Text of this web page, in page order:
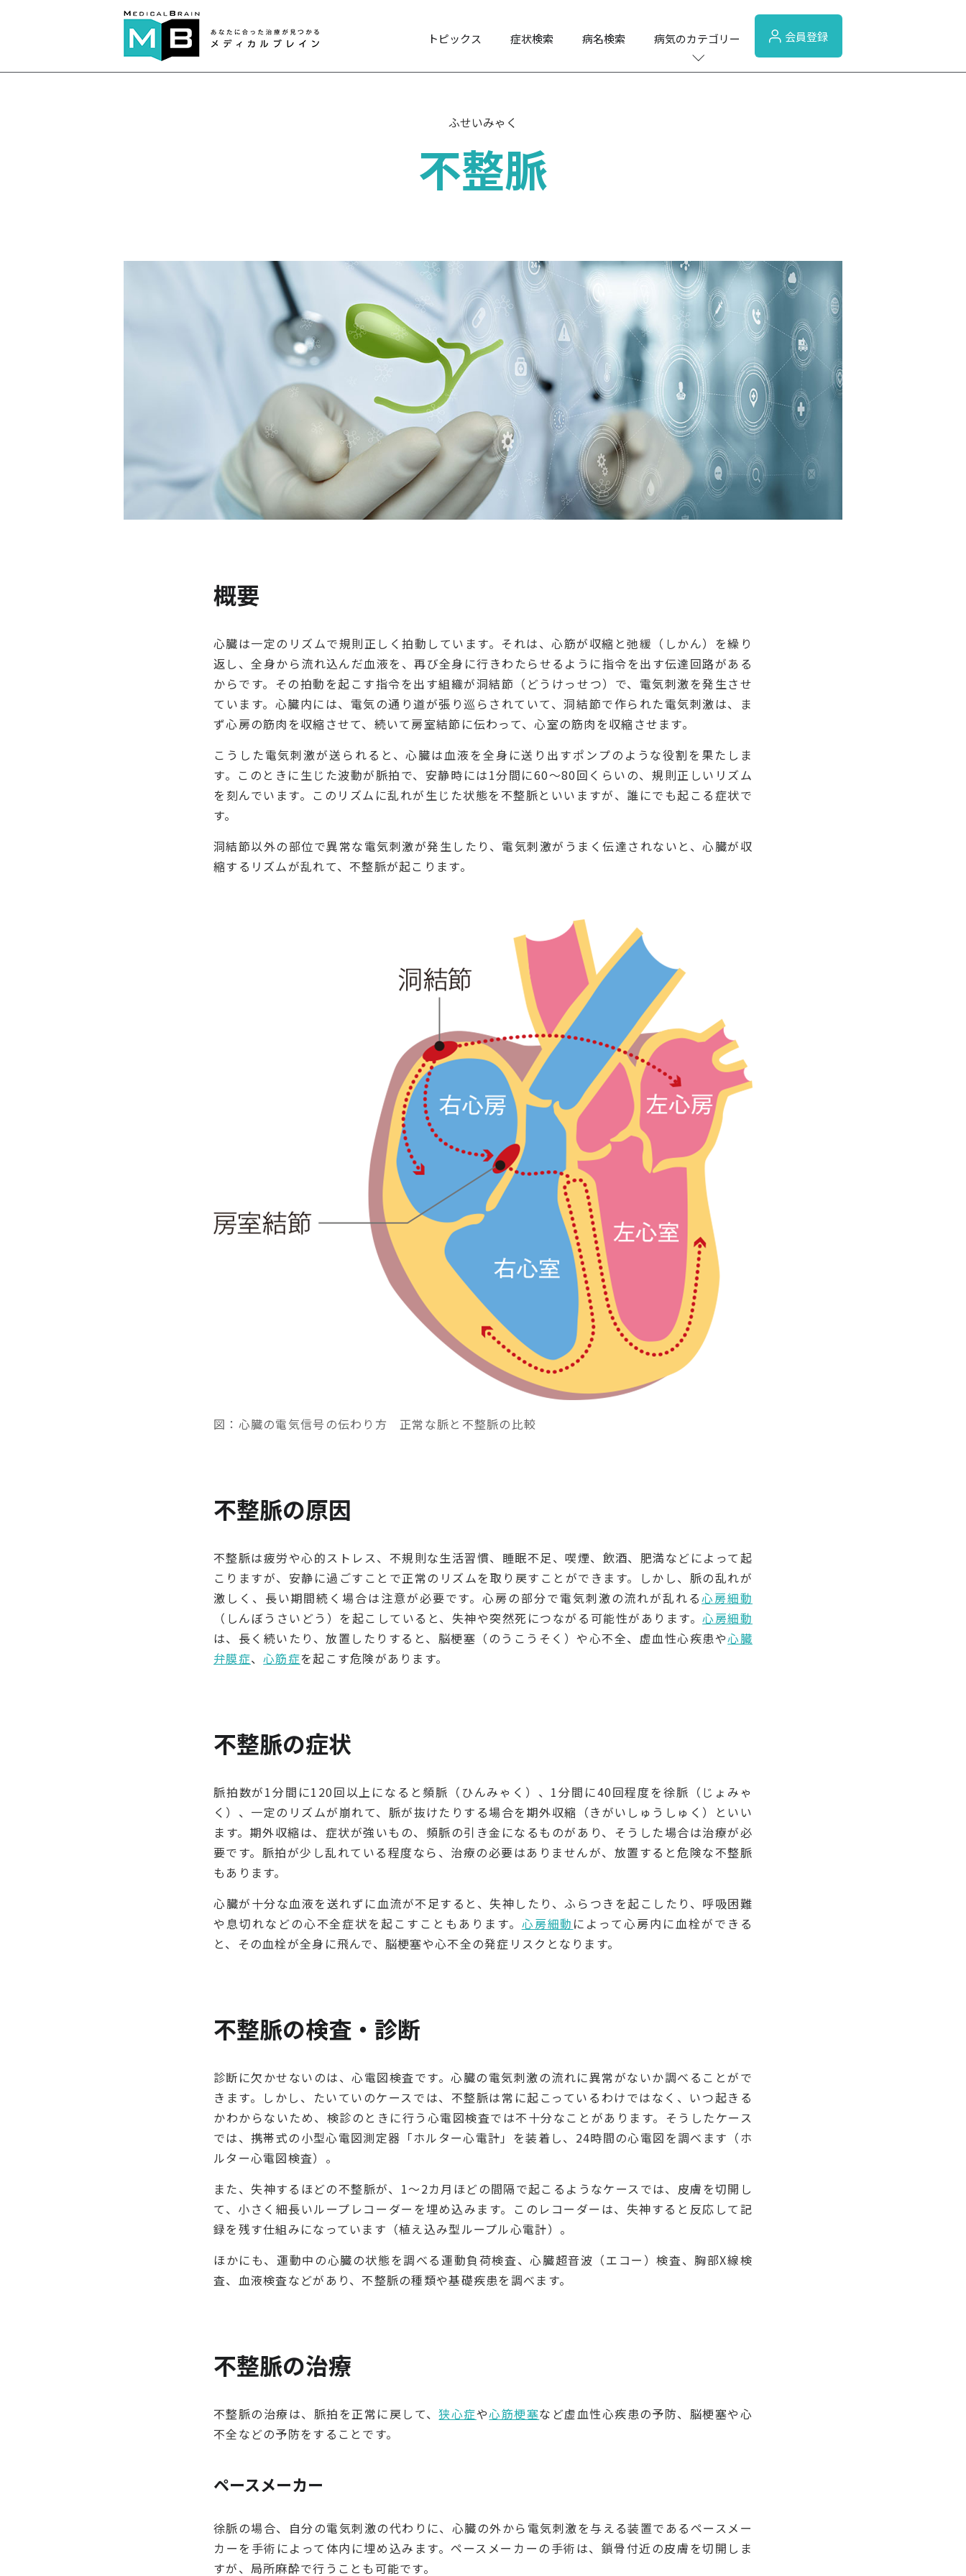
トピックス 症状検索 病名検索 病気のカテゴリー 会員登録
ふせいみゃく
不整脈
概要
心臓は一定のリズムで規則正しく拍動しています。それは、心筋が収縮と弛緩（しかん）を繰り
返し、全身から流れ込んだ血液を、再び全身に行きわたらせるように指令を出す伝達回路がある
からです。その拍動を起こす指令を出す組織が洞結節（どうけっせつ）で、電気刺激を発生させ
ています。心臓内には、電気の通り道が張り巡らされていて、洞結節で作られた電気刺激は、ま
ず心房の筋肉を収縮させて、続いて房室結節に伝わって、心室の筋肉を収縮させます。
こうした電気刺激が送られると、心臓は血液を全身に送り出すポンプのような役割を果たしま
す。このときに生じた波動が脈拍で、安静時には1分間に60〜80回くらいの、規則正しいリズム
を刻んでいます。このリズムに乱れが生じた状態を不整脈といいますが、誰にでも起こる症状で
す。
洞結節以外の部位で異常な電気刺激が発生したり、電気刺激がうまく伝達されないと、心臓が収
縮するリズムが乱れて、不整脈が起こります。
図：心臓の電気信号の伝わり方 正常な脈と不整脈の比較
不整脈の原因
不整脈は疲労や心的ストレス、不規則な生活習慣、睡眠不足、喫煙、飲酒、肥満などによって起
こりますが、安静に過ごすことで正常のリズムを取り戻すことができます。しかし、脈の乱れが
激しく、長い期間続く場合は注意が必要です。心房の部分で電気刺激の流れが乱れる心房細動
（しんぼうさいどう）を起こしていると、失神や突然死につながる可能性があります。心房細動
は、長く続いたり、放置したりすると、脳梗塞（のうこうそく）や心不全、虚血性心疾患や心臓
弁膜症、心筋症を起こす危険があります。
不整脈の症状
脈拍数が1分間に120回以上になると頻脈（ひんみゃく）、1分間に40回程度を徐脈（じょみゃ
く）、一定のリズムが崩れて、脈が抜けたりする場合を期外収縮（きがいしゅうしゅく）といい
ます。期外収縮は、症状が強いもの、頻脈の引き金になるものがあり、そうした場合は治療が必
要です。脈拍が少し乱れている程度なら、治療の必要はありませんが、放置すると危険な不整脈
もあります。
心臓が十分な血液を送れずに血流が不足すると、失神したり、ふらつきを起こしたり、呼吸困難
や息切れなどの心不全症状を起こすこともあります。 心房細動 によって心房内に血栓ができる
と、その血栓が全身に飛んで、脳梗塞や心不全の発症リスクとなります。
不整脈の検査・診断
診断に欠かせないのは、心電図検査です。心臓の電気刺激の流れに異常がないか調べることがで
きます。しかし、たいていのケースでは、不整脈は常に起こっているわけではなく、いつ起きる
かわからないため、検診のときに行う心電図検査では不十分なことがあります。そうしたケース
では、携帯式の小型心電図測定器「ホルター心電計」を装着し、24時間の心電図を調べます（ホ
ルター心電図検査）。
また、失神するほどの不整脈が、1〜2カ月ほどの間隔で起こるようなケースでは、皮膚を切開し
て、小さく細長いループレコーダーを埋め込みます。このレコーダーは、失神すると反応して記
録を残す仕組みになっています（植え込み型ループル心電計）。
ほかにも、運動中の心臓の状態を調べる運動負荷検査、心臓超音波（エコー）検査、胸部X線検
査、血液検査などがあり、不整脈の種類や基礎疾患を調べます。
不整脈の治療
不整脈の治療は、脈拍を正常に戻して、狭心症や心筋梗塞など虚血性心疾患の予防、脳梗塞や心
不全などの予防をすることです。
ペースメーカー
徐脈の場合、自分の電気刺激の代わりに、心臓の外から電気刺激を与える装置であるペースメー
カーを手術によって体内に埋め込みます。ペースメーカーの手術は、鎖骨付近の皮膚を切開しま
すが、局所麻酔で行うことも可能です。